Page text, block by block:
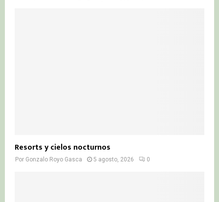
Resorts y cielos nocturnos
Por Gonzalo Royo Gasca 5 agosto, 2026 0